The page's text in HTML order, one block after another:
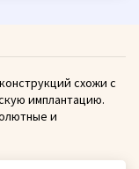
схожи с
имплантацию.
и